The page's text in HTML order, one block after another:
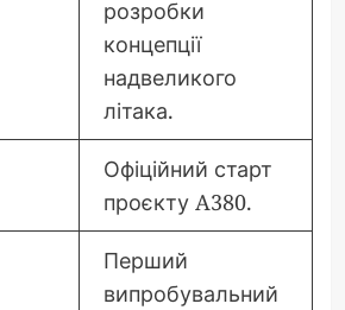
розробки
концепції
надвеликого
літака.
Офіційний старт
проєкту A380.
Перший
випробувальний